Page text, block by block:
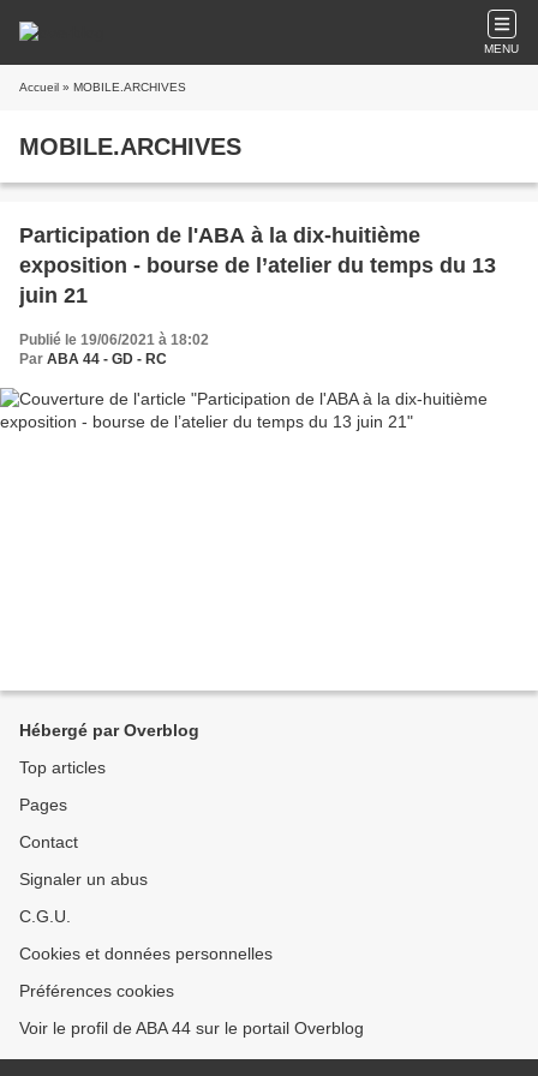
MENU
Accueil » MOBILE.ARCHIVES
MOBILE.ARCHIVES
Participation de l'ABA à la dix-huitième
exposition - bourse de l’atelier du temps du 13
juin 21
Publié le 19/06/2021 à 18:02
Par ABA 44 - GD - RC
Hébergé par Overblog
Top articles
Pages
Contact
Signaler un abus
C.G.U.
Cookies et données personnelles
Préférences cookies
Voir le profil de ABA 44 sur le portail Overblog